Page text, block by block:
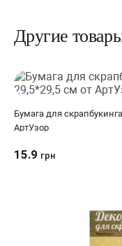
Другие
Бумага для
АртУзор
15.9 грн